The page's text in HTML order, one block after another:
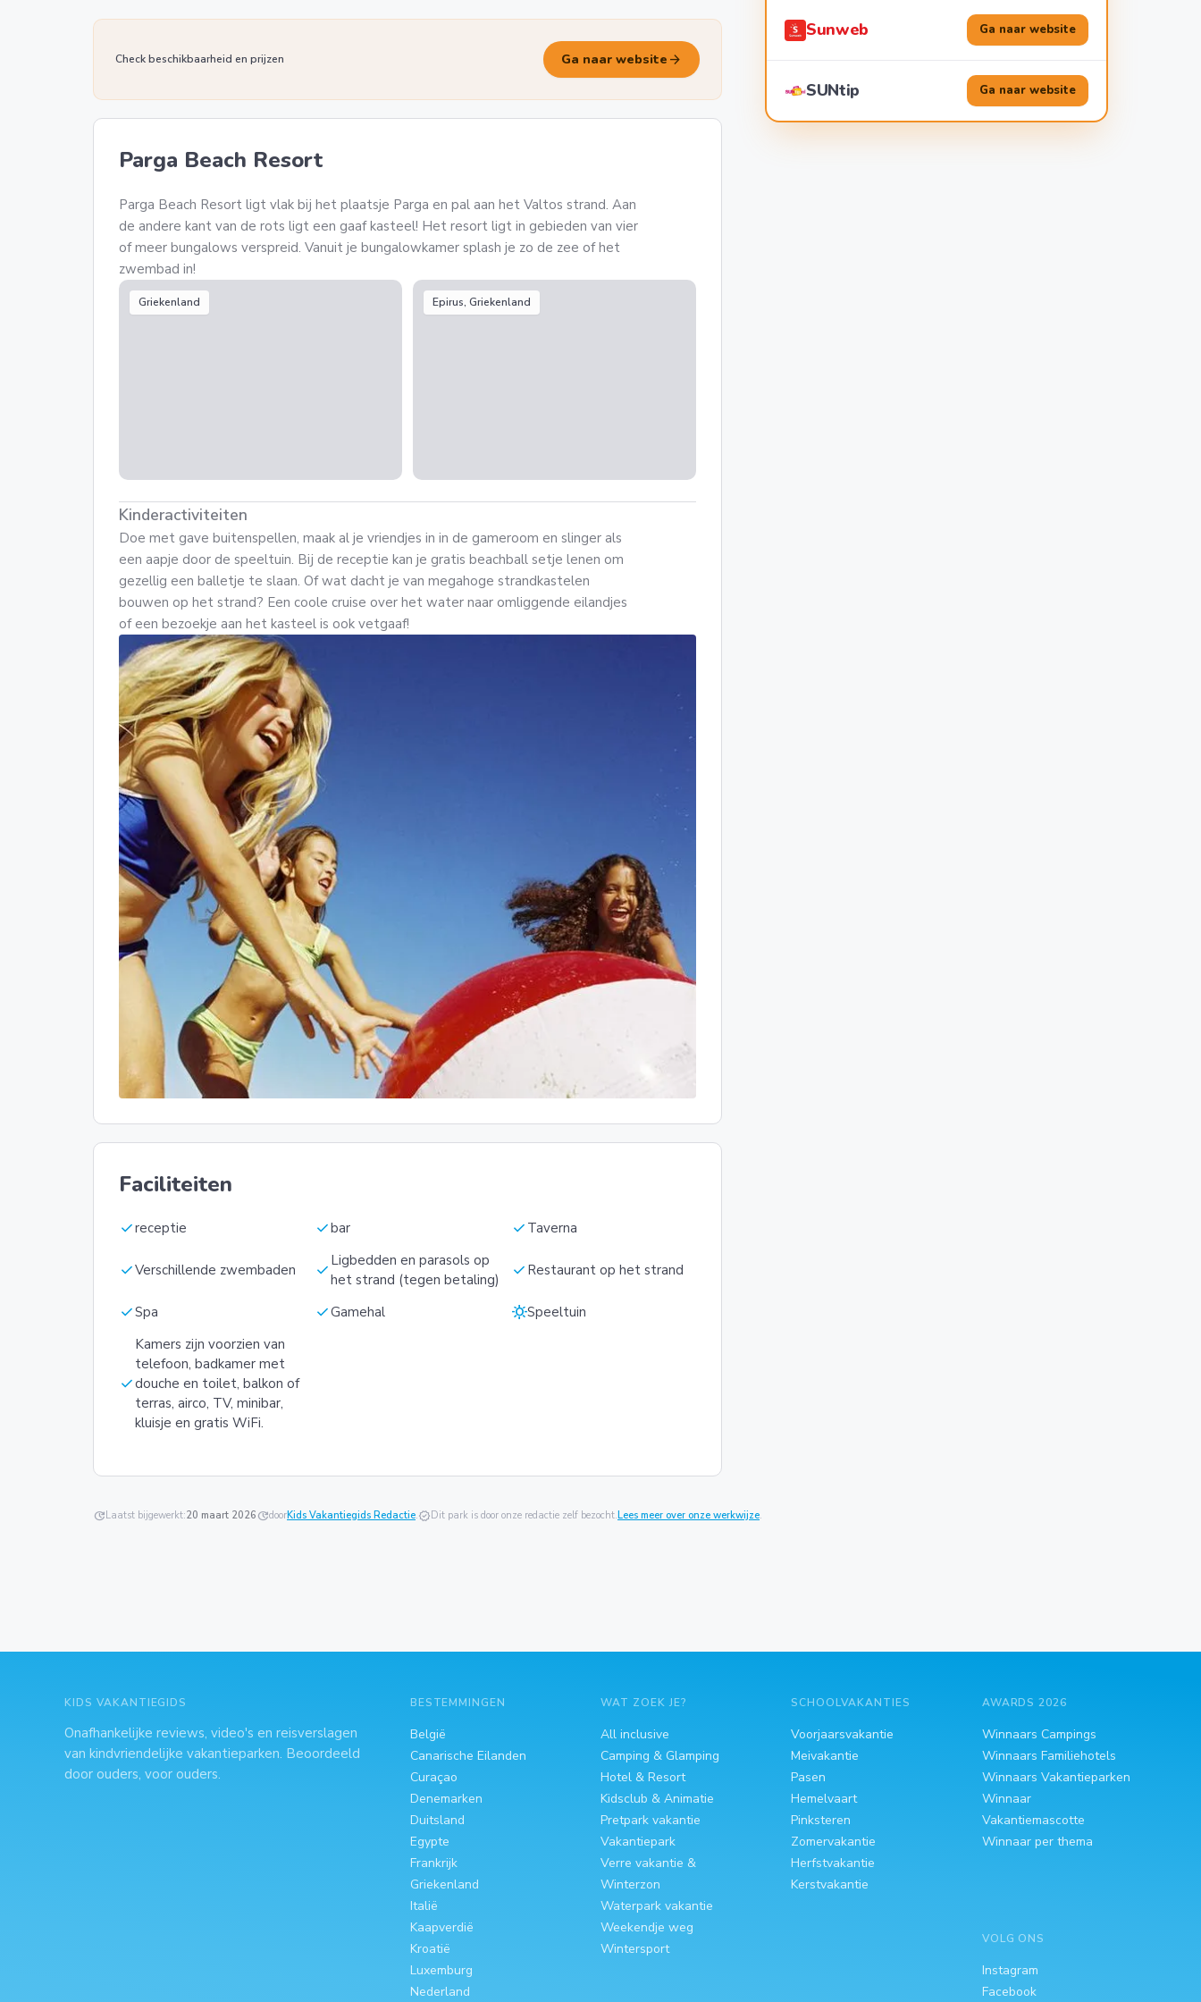
Sunweb Ga naar website
SUNtip Ga naar website
Check beschikbaarheid en prijzen Ga naar website arrow_forward
Parga Beach Resort
Parga Beach Resort ligt vlak bij het plaatsje Parga en pal aan het Valtos strand. Aan
de andere kant van de rots ligt een gaaf kasteel! Het resort ligt in gebieden van vier
of meer bungalows verspreid. Vanuit je bungalowkamer splash je zo de zee of het
zwembad in!
Griekenland Epirus, Griekenland
Kinderactiviteiten
Doe met gave buitenspellen, maak al je vriendjes in in de gameroom en slinger als
een aapje door de speeltuin. Bij de receptie kan je gratis beachball setje lenen om
gezellig een balletje te slaan. Of wat dacht je van megahoge strandkastelen
bouwen op het strand? Een coole cruise over het water naar omliggende eilandjes
of een bezoekje aan het kasteel is ook vetgaaf!
Faciliteiten
checkreceptie checkbar check Taverna
checkVerschillende zwembaden checkLigbedden en parasols op
het strand (tegen betaling)
check Restaurant op het strand
checkSpa checkGamehal sunnySpeeltuin
check
Kamers zijn voorzien van
telefoon, badkamer met
douche en toilet, balkon of
terras, airco, TV, minibar,
kluisje en gratis WiFi.
update Laatst bijgewerkt:20 maart 2026 updatedoorKids Vakantiegids Redactie.verified Dit park is door onze redactie zelf bezocht. Lees meer over onze werkwijze.
KIDS VAKANTIEGIDS
Onafhankelijke reviews, video's en reisverslagen
van kindvriendelijke vakantieparken. Beoordeeld
door ouders, voor ouders.
BESTEMMINGEN
België
Canarische Eilanden
Curaçao
Denemarken
Duitsland
Egypte
Frankrijk
Griekenland
Italië
Kaapverdië
Kroatië
Luxemburg
Nederland
WAT ZOEK JE?
All inclusive
Camping & Glamping
Hotel & Resort
Kidsclub & Animatie
Pretpark vakantie
Vakantiepark
Verre vakantie &
Winterzon
Waterpark vakantie
Weekendje weg
Wintersport
SCHOOLVAKANTIES
Voorjaarsvakantie
Meivakantie
Pasen
Hemelvaart
Pinksteren
Zomervakantie
Herfstvakantie
Kerstvakantie
AWARDS 2026
Winnaars Campings
Winnaars Familiehotels
Winnaars Vakantieparken
Winnaar
Vakantiemascotte
Winnaar per thema
VOLG ONS
Instagram
Facebook